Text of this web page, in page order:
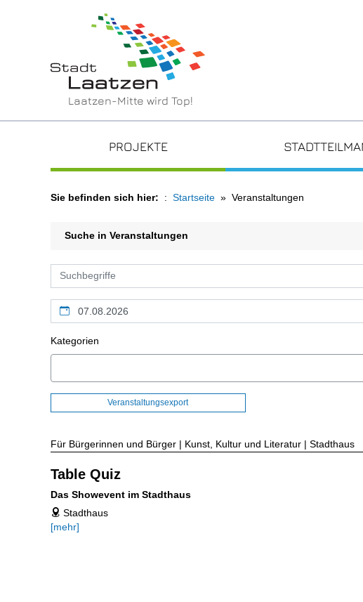
Laatzen-Mitte wird Top!
PROJEKTE
Sie befinden sich hier: Startseite Veranstaltungen
Suche in Veranstaltungen
Kalendertag
Kategorien
Veranstaltungsexport
Für Bürgerinnen und Bürger | Kunst, Kultur und Literatur | Stadthaus
Table Quiz
Das Showevent im Stadthaus
address Stadthaus
[mehr]